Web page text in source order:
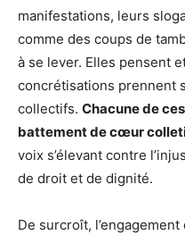
manifestations, leurs
comme des coups de
à se lever. Elles pensent
concrétisations prennent
collectifs. Chacune de
battement de cœur
voix s’élevant contre
de droit et de dignité.
De surcroît,